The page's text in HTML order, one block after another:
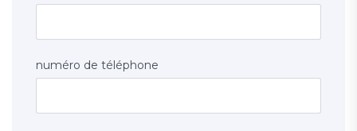
numéro de téléphone